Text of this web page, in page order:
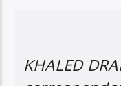
KHALED